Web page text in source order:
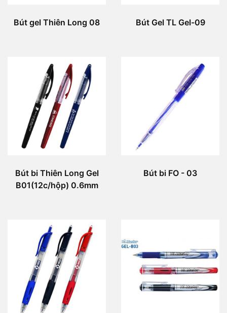
Bút gel Thiên Long 08 Bút Gel TL Gel-09
Bút bi Thiên Long Gel
B01(12c/hộp) 0.6mm
Bút bi FO - 03